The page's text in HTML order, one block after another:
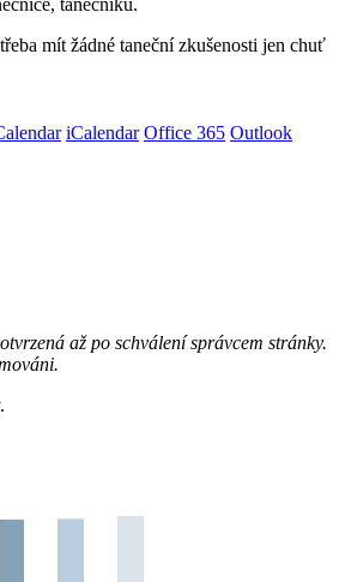
tanečníku.
mít žádné taneční zkušenosti jen chuť
iCalendar Office 365 Outlook
až po schválení správcem stránky.